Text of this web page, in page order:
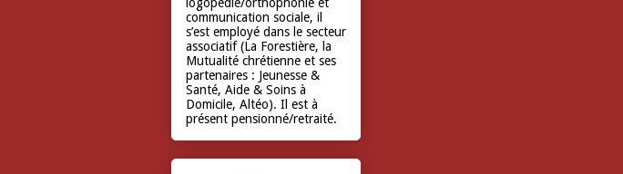
logopédie/orthophonie et
communication sociale, il
s’est employé dans le secteur
associatif (La Forestière, la
Mutualité chrétienne et ses
partenaires : Jeunesse &
Santé, Aide & Soins à
Domicile, Altéo). Il est à
présent pensionné/retraité.